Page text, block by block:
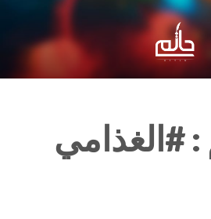
:#الغذامي